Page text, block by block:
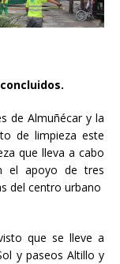
de Almuñécar y la
de limpieza este
que lleva a cabo
el apoyo de tres
del centro urbano
que se lleve a
y paseos Altillo y